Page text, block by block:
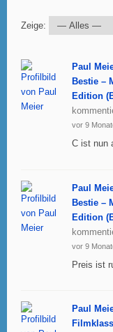
Zeige:
Paul
Bestie –
Edition
vor 9
C ist nun
Paul
Bestie –
Edition
vor 9
Preis ist
Paul